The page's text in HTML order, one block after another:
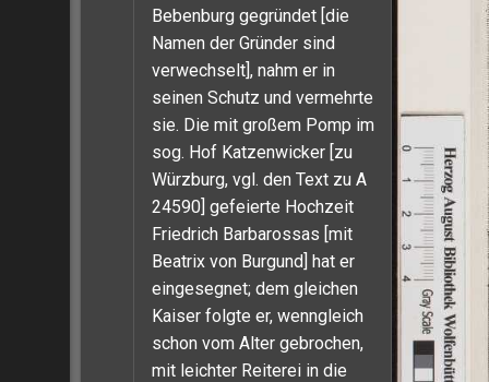
Bebenburg gegründet [die
Namen der Gründer sind
verwechselt], nahm er in
seinen Schutz und vermehrte
sie. Die mit großem Pomp im
sog. Hof Katzenwicker [zu
Würzburg, vgl. den Text zu A
24590] gefeierte Hochzeit
Friedrich Barbarossas [mit
Beatrix von Burgund] hat er
eingesegnet; dem gleichen
Kaiser folgte er, wenngleich
schon vom Alter gebrochen,
mit leichter Reiterei in die